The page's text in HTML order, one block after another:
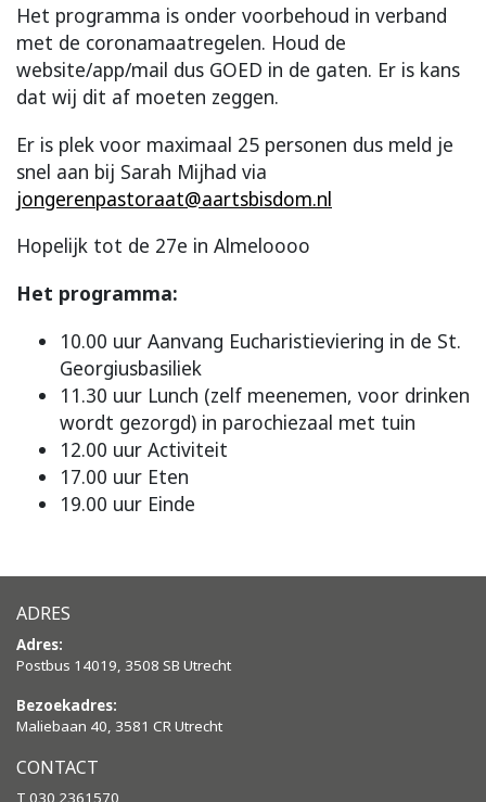
Het programma is onder voorbehoud in verband
met de coronamaatregelen. Houd de
website/app/mail dus GOED in de gaten. Er is kans
dat wij dit af moeten zeggen.
Er is plek voor maximaal 25 personen dus meld je
snel aan bij Sarah Mijhad via
jongerenpastoraat@aartsbisdom.nl
Hopelijk tot de 27e in Almeloooo
Het programma:
10.00 uur Aanvang Eucharistieviering in de St.
Georgiusbasiliek
11.30 uur Lunch (zelf meenemen, voor drinken
wordt gezorgd) in parochiezaal met tuin
12.00 uur Activiteit
17.00 uur Eten
19.00 uur Einde
ADRES
Adres:
Postbus 14019, 3508 SB Utrecht
Bezoekadres:
Maliebaan 40, 3581 CR Utrecht
CONTACT
T 030 2361570